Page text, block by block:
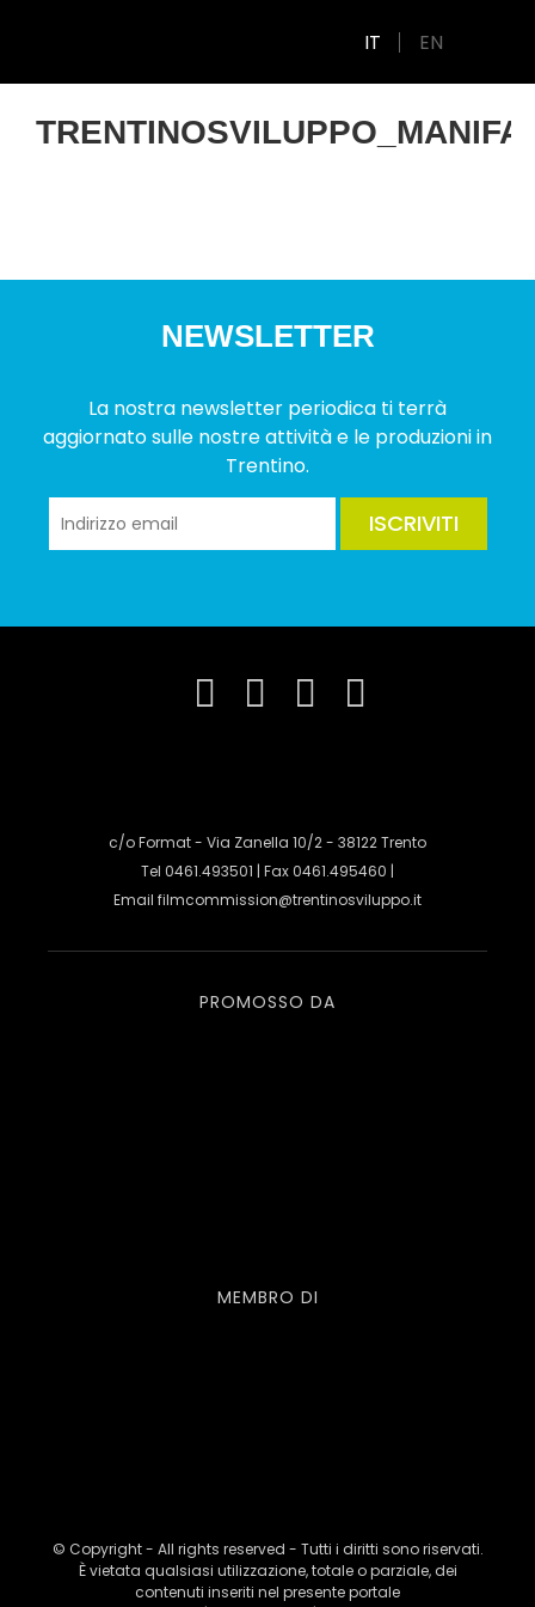
IT EN
NEWSLETTER
La nostra newsletter periodica ti terrà
aggiornato sulle nostre attività e le produzioni in
Trentino.
ISCRIVITI
c/o Format - Via Zanella 10/2 - 38122 Trento
Tel 0461.493501 | Fax 0461.495460 |
Email filmcommission@trentinosviluppo.it
PROMOSSO DA
MEMBRO DI
© Copyright - All rights reserved - Tutti i diritti sono riservati.
È vietata qualsiasi utilizzazione, totale o parziale, dei
contenuti inseriti nel presente portale